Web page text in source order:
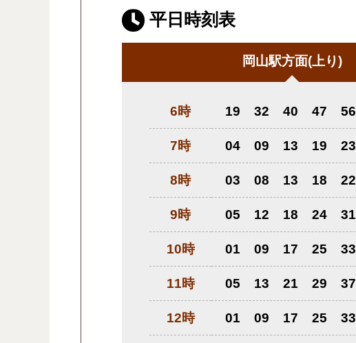
平日時刻表
岡山駅方面(上り)
6時 19 32 40 47 56
7時 04 09 13 19 23
8時 03 08 13 18 22
9時 05 12 18 24 31
10時 01 09 17 25 33
11時 05 13 21 29 37
12時 01 09 17 25 33